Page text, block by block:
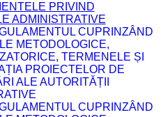
PRIVIND
ADMINISTRATIVE
CUPRINZÂND
METODOLOGICE,
TERMENELE ȘI
PROIECTELOR DE
ALE AUTORITĂȚII
CUPRINZÂND